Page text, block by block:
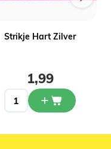
Strikje Hart Zilver
1,99